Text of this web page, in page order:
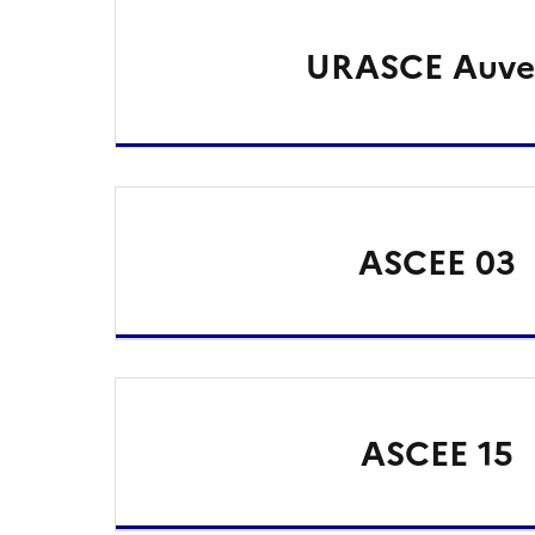
URASCE
ASCEE 03
ASCEE 15